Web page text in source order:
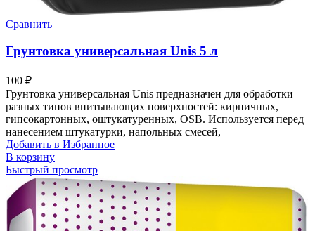
Сравнить
Грунтовка универсальная Unis 5 л
100 ₽
Грунтовка универсальная Unis предназначен для обработки
разных типов впитывающих поверхностей: кирпичных,
гипсокартонных, оштукатуренных, OSB. Используется перед
нанесением штукатурки, напольных смесей,
Добавить в Избранное
В корзину
Быстрый просмотр